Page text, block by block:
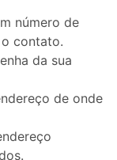
número de
contato.
da sua
de onde